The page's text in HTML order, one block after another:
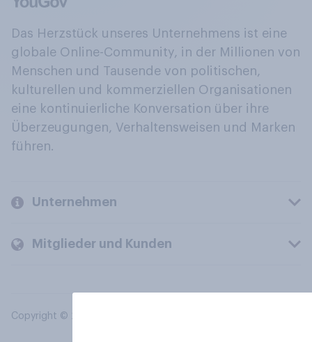
Das Herzstück unseres Unternehmens ist eine
globale Online-Community, in der Millionen von
Menschen und Tausende von politischen,
kulturellen und kommerziellen Organisationen
eine kontinuierliche Konversation über ihre
Überzeugungen, Verhaltensweisen und Marken
führen.
Unternehmen
Mitglieder und Kunden
Copyright © 2026 YouGov PLC. Alle Rechte vorbehalten.